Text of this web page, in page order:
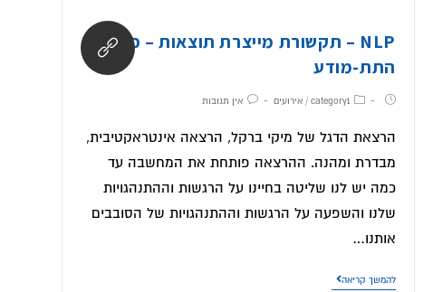
NLP – תקשורת מייצרת תוצאות – כוחו של
התת-מודע
category1
/אירועים אין תגובות
הרצאת הדגל של מיקי ברקל, הרצאה אינטראקטיבית,
מבדרת ומהנה. ההרצאה פותחת את המחשבה עד
כמה יש לנו שליטה בחיינו על הרגשות וההתנהגויות
שלנו והשפעה על הרגשות וההתנהגויות של הסובבים
אותנו…
להמשך קריאה